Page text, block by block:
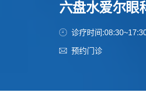
六盘水爱尔眼
诊疗时间
预约门诊